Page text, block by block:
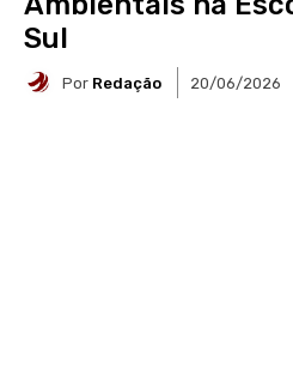
Sul
Por Redação 20/06/2026